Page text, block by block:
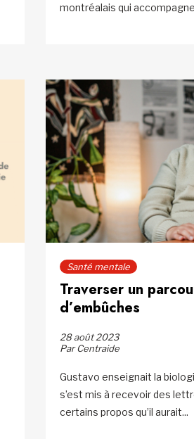
montréalais qui
Santé mentale
Traverser un
d’embûches
28 août 2023
Par Centraide
Gustavo enseignait la
s’est mis à recevoir des
certains propos qu’il aurait...